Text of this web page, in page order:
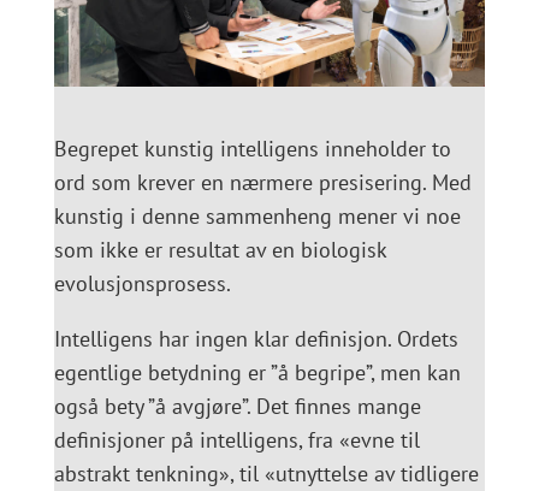
Begrepet kunstig intelligens inneholder to
ord som krever en nærmere presisering. Med
kunstig i denne sammenheng mener vi noe
som ikke er resultat av en biologisk
evolusjonsprosess.
Intelligens har ingen klar definisjon. Ordets
egentlige betydning er ”å begripe”, men kan
også bety ”å avgjøre”. Det finnes mange
definisjoner på intelligens, fra «evne til
abstrakt tenkning», til «utnyttelse av tidligere